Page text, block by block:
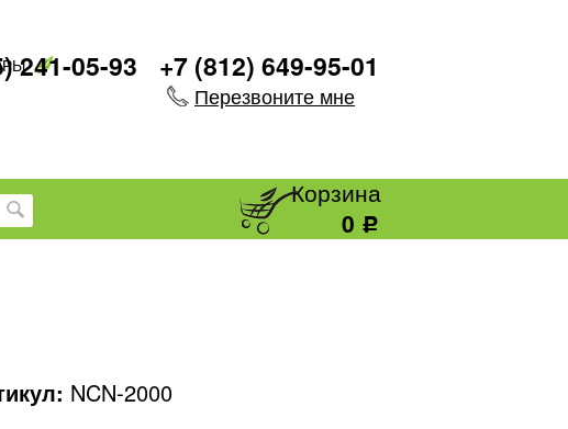
241-05-93 +7 (812) 649-95-01
Перезвоните мне
Корзина
0 Р
NCN-2000